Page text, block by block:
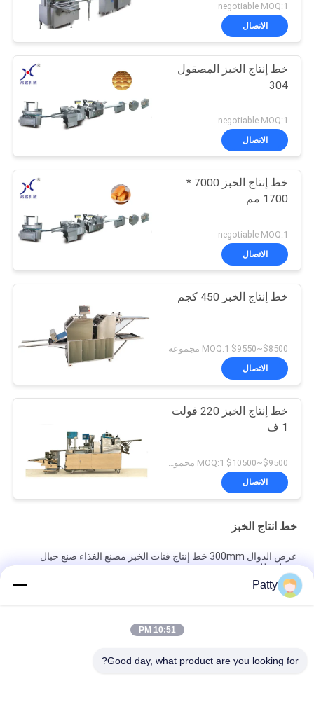
negotiable MOQ:1
الاتصال
خط إنتاج الخبز المصقول
304
negotiable MOQ:1
الاتصال
خط إنتاج الخبز 7000 *
1700 مم
negotiable MOQ:1
الاتصال
خط إنتاج الخبز 450 كجم
$8500~$9550 MOQ:1 مجموعة
الاتصال
خط إنتاج الخبز 220 فولت
1 ف
الاتصال
خط انتاج الخبز
عرض الدوال 300mm خط إنتاج فتات الخبز مصنع الغذاء صنع حبال
مختلفة للخبز
رسم خط إنتاج الخبز الذي يقدم محركًا قابلاً للتخصيص ودرجة حرارة
الخبز 200250 درجة مئوية
خط إنتاج خبز بالتبريد بالهواء القسري مزود بهيكل تركيبي فيديو يضمن
Patty
10:51 PM
Good day, what product are you looking for?